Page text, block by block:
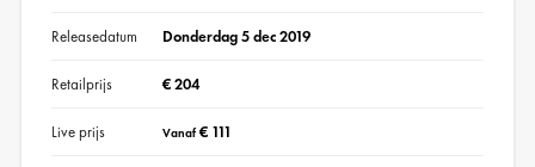
Releasedatum Donderdag 5 dec 2019
Retailprijs € 204
Live prijs Vanaf€ 111